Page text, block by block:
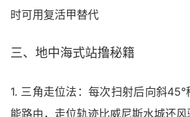
时可用复活甲替代
三、地中海式站撸秘籍
1. 三角走位法：每次扫射后向斜
能路由，走位轨迹比威尼斯水城还风